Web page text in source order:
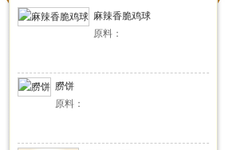
麻辣香脆鸡球
原料：
朥饼
原料：